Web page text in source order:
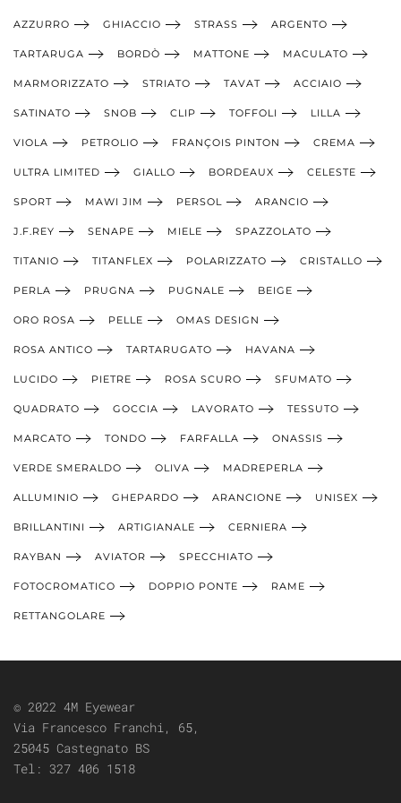
AZZURRO GHIACCIO STRASS ARGENTO
TARTARUGA BORDÒ MATTONE MACULATO
MARMORIZZATO STRIATO TAVAT ACCIAIO
SATINATO SNOB CLIP TOFFOLI LILLA
VIOLA PETROLIO FRANÇOIS PINTON CREMA
ULTRA LIMITED GIALLO BORDEAUX CELESTE
SPORT MAWI JIM PERSOL ARANCIO
J.F.REY SENAPE MIELE SPAZZOLATO
TITANIO TITANFLEX POLARIZZATO CRISTALLO
PERLA PRUGNA PUGNALE BEIGE
ORO ROSA PELLE OMAS DESIGN
ROSA ANTICO TARTARUGATO HAVANA
LUCIDO PIETRE ROSA SCURO SFUMATO
QUADRATO GOCCIA LAVORATO TESSUTO
MARCATO TONDO FARFALLA ONASSIS
VERDE SMERALDO OLIVA MADREPERLA
ALLUMINIO GHEPARDO ARANCIONE UNISEX
BRILLANTINI ARTIGIANALE CERNIERA
RAYBAN AVIATOR SPECCHIATO
FOTOCROMATICO DOPPIO PONTE RAME
RETTANGOLARE
© 2022 4M Eyewear
Via Francesco Franchi, 65,
25045 Castegnato BS
Tel: 327 406 1518